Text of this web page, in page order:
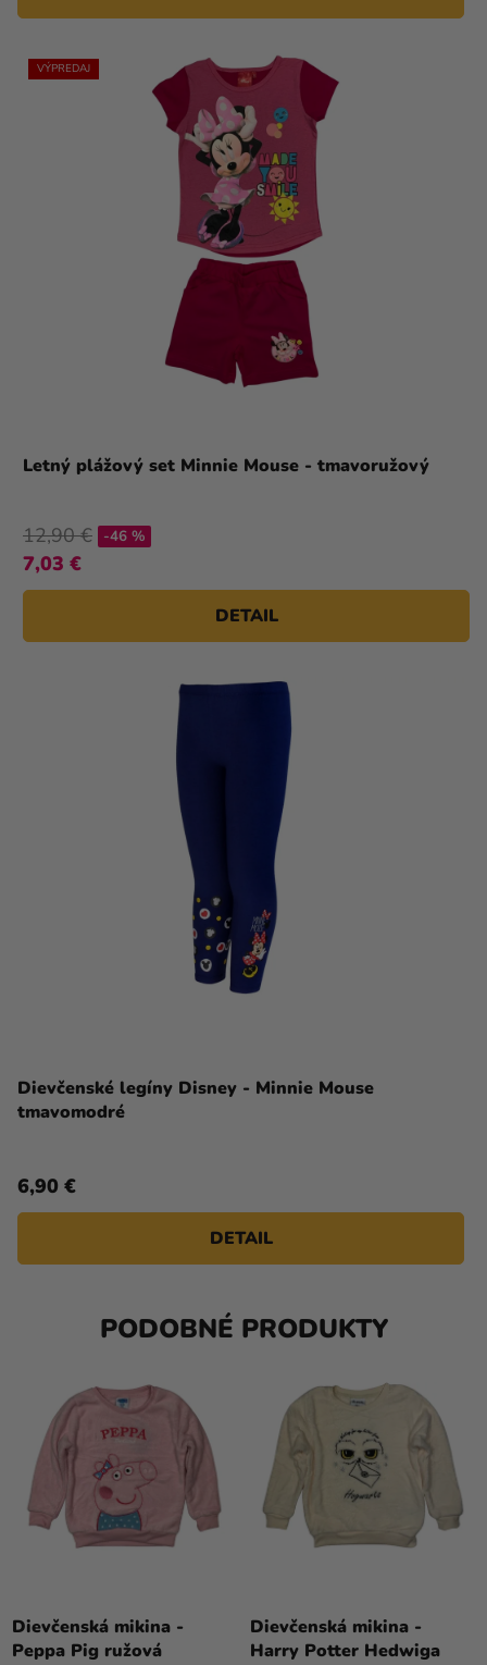
VÝPREDAJ
Letný plážový set Minnie Mouse - tmavoružový
12,90 €
7,03 €
-46 %
DETAIL
Dievčenské legíny Disney - Minnie Mouse
tmavomodré
6,90 €
DETAIL
PODOBNÉ PRODUKTY
Dievčenská mikina -
Peppa Pig ružová
Dievčenská mikina -
Harry Potter Hedwiga